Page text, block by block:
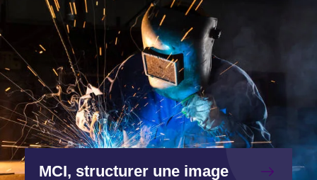
MCI, structurer une image